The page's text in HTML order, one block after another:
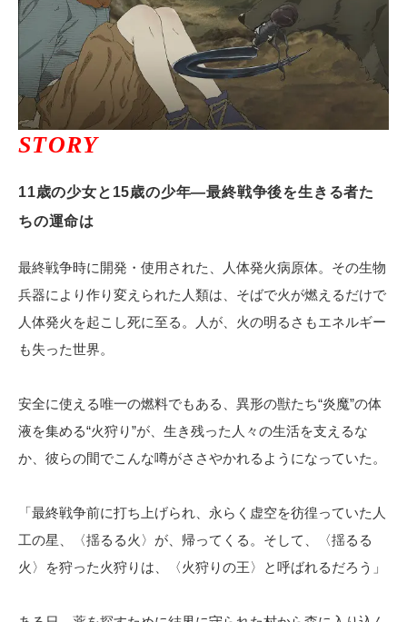
STORY
11歳の少女と15歳の少年―最終戦争後を生きる者た
ちの運命は
最終戦争時に開発・使用された、人体発火病原体。その生物
兵器により作り変えられた人類は、そばで火が燃えるだけで
人体発火を起こし死に至る。人が、火の明るさもエネルギー
も失った世界。
安全に使える唯一の燃料でもある、異形の獣たち“炎魔”の体
液を集める“火狩り”が、生き残った人々の生活を支えるな
か、彼らの間でこんな噂がささやかれるようになっていた。
「最終戦争前に打ち上げられ、永らく虚空を彷徨っていた人
工の星、〈揺るる火〉が、帰ってくる。そして、〈揺るる
火〉を狩った火狩りは、〈火狩りの王〉と呼ばれるだろう」
サイトマップ
ご利用規約